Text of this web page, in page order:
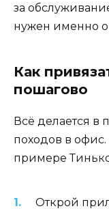
за
нужен именно
Как
пошагово
Всё делается в
походов в офис.
примере
Открой